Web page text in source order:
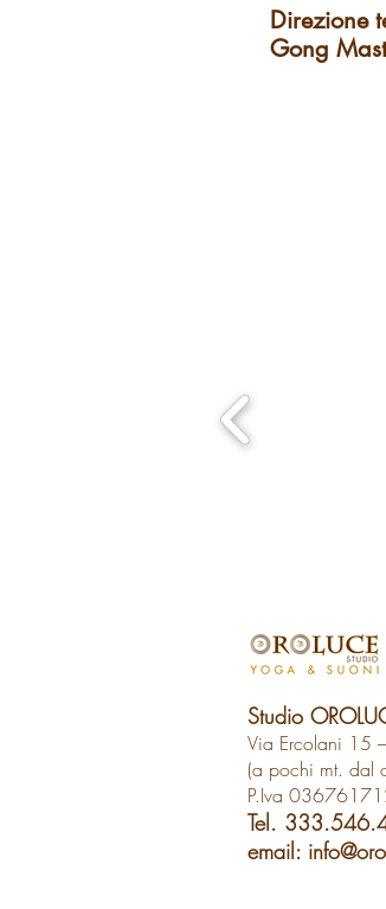
Gong
Studio
Via Ercolani 15
(a pochi mt. dal
P.Iva
Tel.
email: